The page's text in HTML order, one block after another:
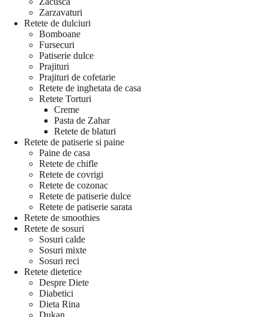
Zarzavaturi
Retete de dulciuri
Bomboane
Fursecuri
Patiserie dulce
Prajituri
Prajituri de cofetarie
Retete de inghetata de casa
Retete Torturi
Creme
Pasta de Zahar
Retete de blaturi
Retete de patiserie si paine
Paine de casa
Retete de chifle
Retete de covrigi
Retete de cozonac
Retete de patiserie dulce
Retete de patiserie sarata
Retete de smoothies
Retete de sosuri
Sosuri calde
Sosuri mixte
Sosuri reci
Retete dietetice
Despre Diete
Diabetici
Dieta Rina
Dukan